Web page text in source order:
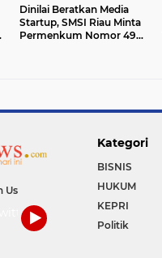
Dinilai Beratkan Media
Startup, SMSI Riau Minta
Permenkum Nomor 49
Us
Twitter
Kategori
BISNIS
HUKUM
KEPRI
Politik